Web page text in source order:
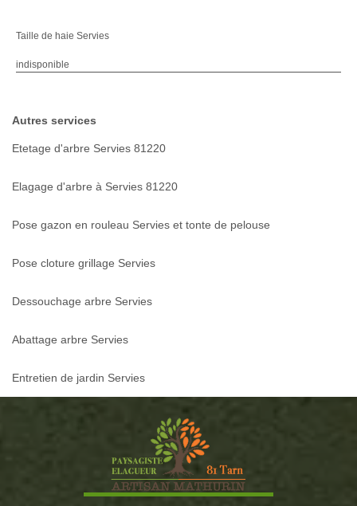
Taille de haie Servies
indisponible
Autres services
Etetage d'arbre Servies 81220
Elagage d'arbre à Servies 81220
Pose gazon en rouleau Servies et tonte de pelouse
Pose cloture grillage Servies
Dessouchage arbre Servies
Abattage arbre Servies
Entretien de jardin Servies